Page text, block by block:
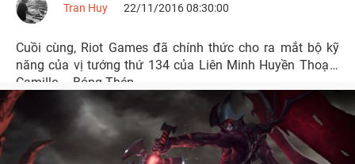
Tran Huy 22/11/2016 08:30:00
Cuồi cùng, Riot Games đã chính thức cho ra mắt bộ kỹ
năng của vị tướng thứ 134 của Liên Minh Huyền Thoại -
Camille – Bóng Thép.